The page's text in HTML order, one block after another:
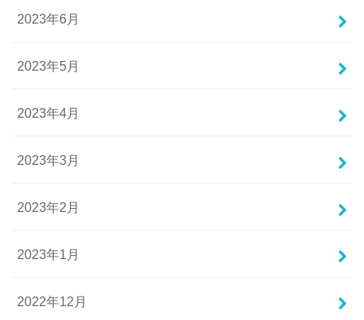
2023年6月
2023年5月
2023年4月
2023年3月
2023年2月
2023年1月
2022年12月